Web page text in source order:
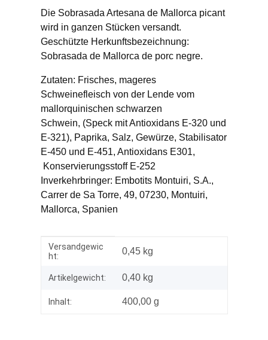
Die Sobrasada Artesana de Mallorca picant
wird in ganzen Stücken versandt.
Geschützte Herkunftsbezeichnung:
Sobrasada de Mallorca de porc negre.
Zutaten: Frisches, mageres
Schweinefleisch von der Lende vom
mallorquinischen schwarzen
Schwein, (Speck mit Antioxidans E-320 und
E-321), Paprika, Salz, Gewürze, Stabilisator
E-450 und E-451, Antioxidans E301,
Konservierungsstoff E-252
Inverkehrbringer: Embotits Montuiri, S.A.,
Carrer de Sa Torre, 49, 07230, Montuiri,
Mallorca, Spanien
Produkteigenschaft
Wert
Versandgewic
ht:
0,45 kg
Artikelgewicht: 0,40 kg
Inhalt: 400,00 g